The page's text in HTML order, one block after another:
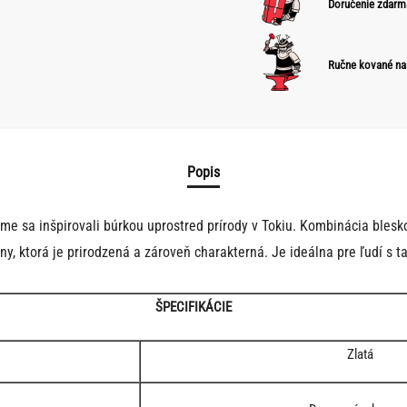
Doručenie
Ručne kované
Popis
sa inšpirovali búrkou uprostred prírody v Tokiu. Kombinácia
ktorá je prirodzená a zároveň charakterná. Je ideálna pre ľudí s
ŠPECIFIKÁCIE
Zlatá